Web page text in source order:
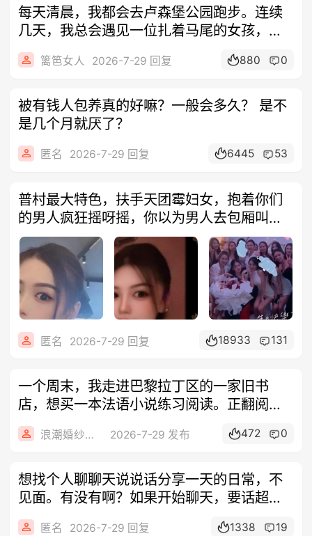
每天清晨，我都会去卢森堡公园跑步。连续
几天，我总会遇见一位扎着马尾的女孩，她
的跑
篱笆女人 2026-7-29 回复 880 0
被有钱人包养真的好嘛？一般会多久？ 是不
是几个月就厌了？
匿名 2026-7-29 回复 6445 53
普村最大特色，扶手天团霉妇女，抱着你们
的男人疯狂摇呀摇，你以为男人去包厢叫陪
嗨干
匿名 2026-7-29 回复 18933 131
一个周末，我走进巴黎拉丁区的一家旧书
店，想买一本法语小说练习阅读。正翻阅书
架时，
浪潮婚纱摄影 2026-7-29 发布 472 0
想找个人聊聊天说说话分享一天的日常，不
见面。有没有啊？如果开始聊天，要话超多
那种
匿名 2026-7-29 回复 1338 19